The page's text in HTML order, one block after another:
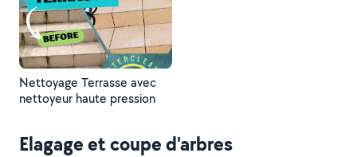
Nettoyage Terrasse avec
nettoyeur haute pression
Elagage et coupe d'arbres